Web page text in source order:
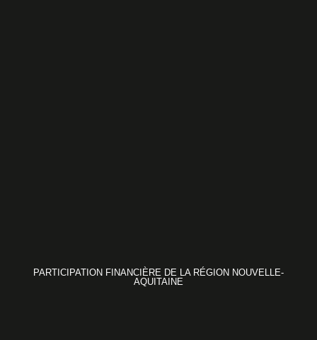
PARTICIPATION FINANCIÈRE DE LA RÉGION NOUVELLE-
AQUITAINE